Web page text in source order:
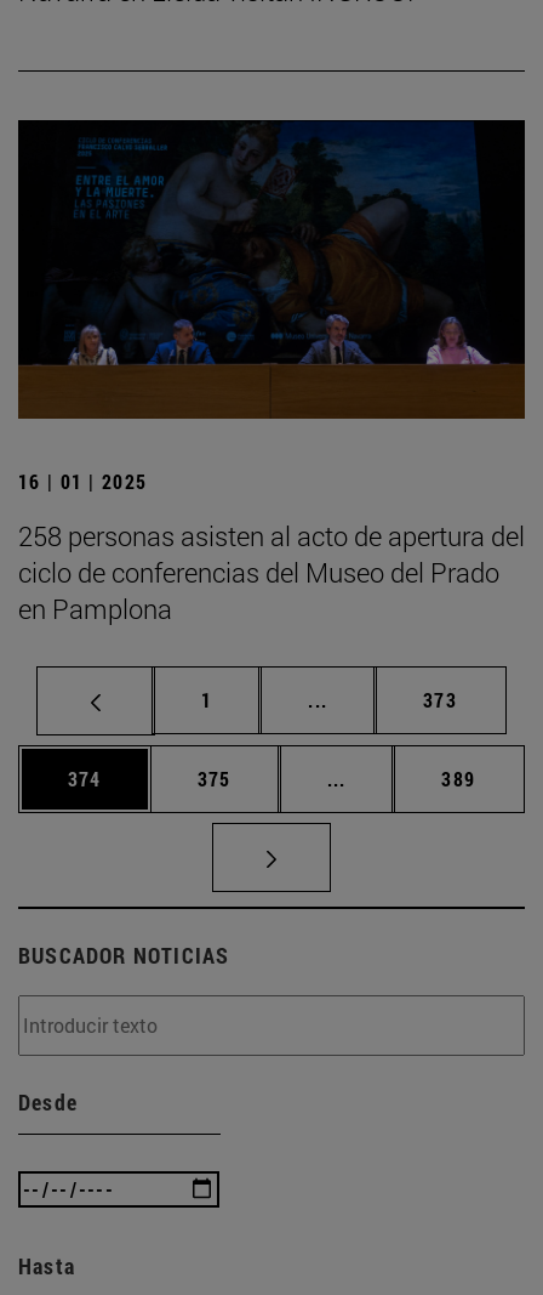
16 | 01 | 2025
258 personas asisten al acto de apertura del
ciclo de conferencias del Museo del Prado
en Pamplona
Página
1 ... Páginas intermedias
Página
373
Página
374 Página
375 ... Páginas intermedias
Página
389
BUSCADOR NOTICIAS
Desde
Hasta